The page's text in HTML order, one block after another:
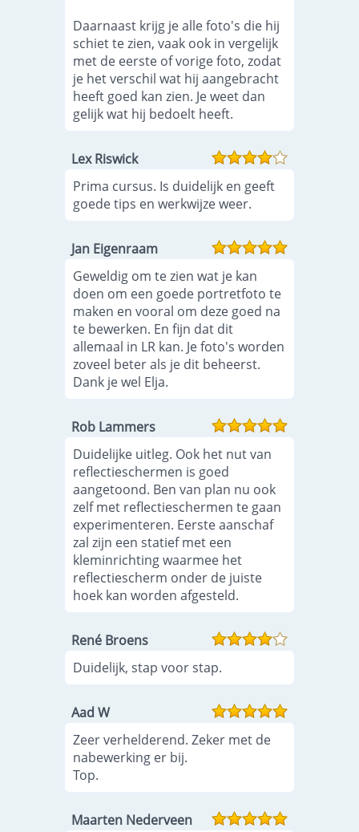
Daarnaast krijg je alle foto's die hij
schiet te zien, vaak ook in vergelijk
met de eerste of vorige foto, zodat
je het verschil wat hij aangebracht
heeft goed kan zien. Je weet dan
gelijk wat hij bedoelt heeft.
Lex Riswick
Prima cursus. Is duidelijk en geeft
goede tips en werkwijze weer.
Jan Eigenraam
Geweldig om te zien wat je kan
doen om een goede portretfoto te
maken en vooral om deze goed na
te bewerken. En fijn dat dit
allemaal in LR kan. Je foto's worden
zoveel beter als je dit beheerst.
Dank je wel Elja.
Rob Lammers
Duidelijke uitleg. Ook het nut van
reflectieschermen is goed
aangetoond. Ben van plan nu ook
zelf met reflectieschermen te gaan
experimenteren. Eerste aanschaf
zal zijn een statief met een
kleminrichting waarmee het
reflectiescherm onder de juiste
hoek kan worden afgesteld.
René Broens
Duidelijk, stap voor stap.
Aad W
Zeer verhelderend. Zeker met de
nabewerking er bij.
Top.
Maarten Nederveen